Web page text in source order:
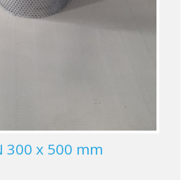
300 x 500 mm